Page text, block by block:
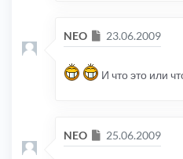
NEO Сообщение
23.06.2009
И что это или
NEO Сообщение
25.06.2009